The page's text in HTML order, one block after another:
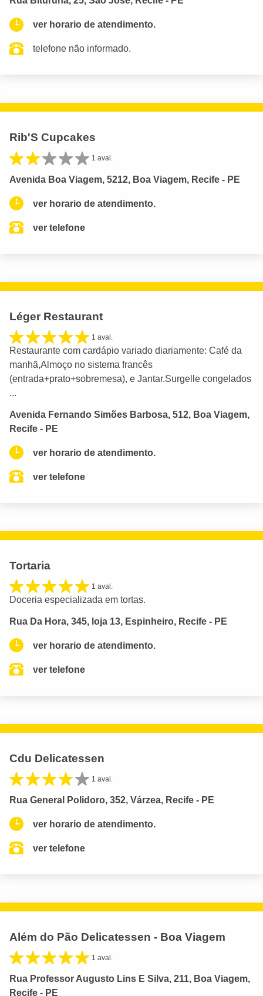
ver horario de atendimento.
telefone não informado.
Rib'S Cupcakes
1 aval.
Avenida Boa Viagem, 5212, Boa Viagem, Recife - PE
ver horario de atendimento.
ver telefone
Léger Restaurant
1 aval.
Restaurante com cardápio variado diariamente: Café da
manhã,Almoço no sistema francês
(entrada+prato+sobremesa), e Jantar.Surgelle congelados
...
Avenida Fernando Simões Barbosa, 512, Boa Viagem,
Recife - PE
ver horario de atendimento.
ver telefone
Tortaria
1 aval.
Doceria especializada em tortas.
Rua Da Hora, 345, loja 13, Espinheiro, Recife - PE
ver horario de atendimento.
ver telefone
Cdu Delicatessen
1 aval.
Rua General Polidoro, 352, Várzea, Recife - PE
ver horario de atendimento.
ver telefone
Além do Pão Delicatessen - Boa Viagem
1 aval.
Rua Professor Augusto Lins E Silva, 211, Boa Viagem,
Recife - PE